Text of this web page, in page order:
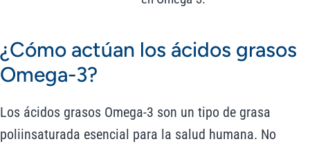
¿Cómo actúan los ácidos grasos
Omega-3?
Los ácidos grasos Omega-3 son un tipo de grasa
poliinsaturada esencial para la salud humana. No